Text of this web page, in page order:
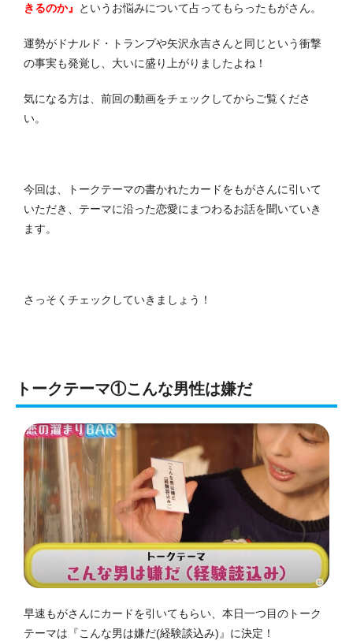
きるのか』
というお悩みについて占ってもらったもがさん。
運勢がドナルド・トランプや矢沢永吉さんと同じという衝撃
の事実も発覚し、大いに盛り上がりましたよね！
気になる方は、前回の動画をチェックしてからご覧くださ
い。
今回は、トークテーマの書かれたカードをもがさんに引いて
いただき、テーマに沿った恋愛にまつわるお話を聞いていき
ます。
さっそくチェックしていきましょう！
トークテーマ①こんな男性は嫌だ
早速もがさんにカードを引いてもらい、本日一つ目のトーク
テーマは『こんな男は嫌だ(経験談込み)』に決定！